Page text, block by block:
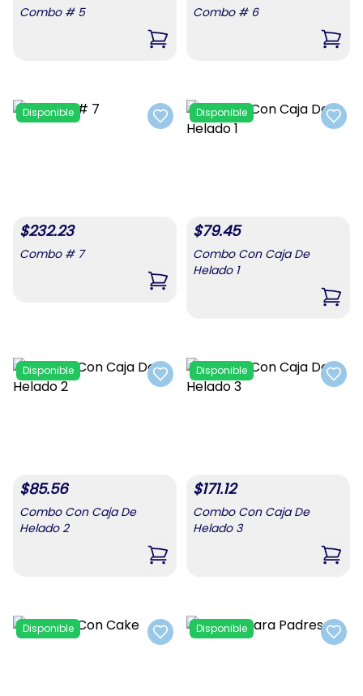
Combo # 5
,Combo # 5
Combo # 6
,
Add to favorites
Disponible
$232.23
Combo # 7
,Combo # 7
Add
Disponible
$79.45
Combo Con Caja De
Helado 1
,
Add to favorites
Disponible
$85.56
Combo Con Caja De
Helado 2
,Combo Con Caja De Helado 2
Add
Disponible
$171.12
Combo Con Caja De
Helado 3
,
Add to favorites
Disponible
Add
Disponible